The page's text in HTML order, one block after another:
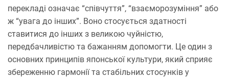
перекладі означає “співчуття”, “взаєморозуміння” або
ж “увага до інших”. Воно стосується здатності
ставитися до інших з великою чуйністю,
передбачливістю та бажанням допомогти. Це один з
основних принципів японської культури, який сприяє
збереженню гармонії та стабільних стосунків у